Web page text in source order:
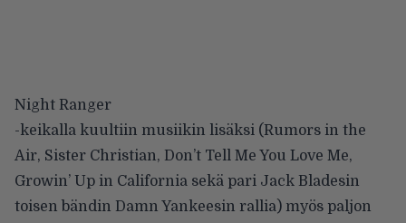
Night Ranger
-keikalla kuultiin musiikin lisäksi (Rumors in the
Air, Sister Christian, Don’t Tell Me You Love Me,
Growin’ Up in California sekä pari Jack Bladesin
toisen bändin Damn Yankeesin rallia) myös paljon